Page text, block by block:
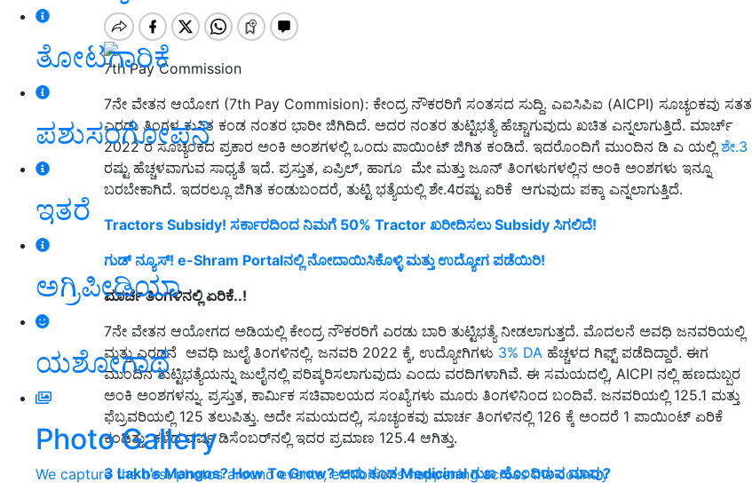
ತೋಟಗಾರಿಕೆ
ಪಶುಸಂಗೋಪನೆ
ಇತರೆ
ಅಗ್ರಿಪೀಡಿಯಾ
ಯಶೋಗಾಥೆ
Photo Gallery
We capture the best photos around events, exhibitions happening across the country
7th Pay Commission
7ನೇ ವೇತನ ಆಯೋಗ (7th Pay Commision): ಕೇಂದ್ರ ನೌಕರರಿಗೆ ಸಂತಸದ ಸುದ್ದಿ. ಎಐಸಿಪಿಐ (AICPI) ಸೂಚ್ಯಂಕವು ಸತತ
ಎರಡು ತಿಂಗಳ ಕುಸಿತ ಕಂಡ ನಂತರ ಭಾರೀ ಜಿಗಿದಿದೆ. ಅದರ ನಂತರ ತುಟ್ಟಿಭತ್ಯೆ ಹೆಚ್ಚಾಗುವುದು ಖಚಿತ ಎನ್ನಲಾಗುತ್ತಿದೆ. ಮಾರ್ಚ್
2022 ರ ಸೂಚ್ಯಂಕದ ಪ್ರಕಾರ ಅಂಕಿ ಅಂಶಗಳಲ್ಲಿ ಒಂದು ಪಾಯಿಂಟ್ ಜಿಗಿತ ಕಂಡಿದೆ. ಇದರೊಂದಿಗೆ ಮುಂದಿನ ಡಿ ಎ ಯಲ್ಲಿ ಶೇ.3
ರಷ್ಟು ಹೆಚ್ಚಳವಾಗುವ ಸಾಧ್ಯತೆ ಇದೆ. ಪ್ರಸ್ತುತ, ಏಪ್ರಿಲ್, ಹಾಗೂ ಮೇ ಮತ್ತು ಜೂನ್ ತಿಂಗಳುಗಳಲ್ಲಿನ ಅಂಕಿ ಅಂಶಗಳು ಇನ್ನೂ
ಬರಬೇಕಾಗಿದೆ. ಇದರಲ್ಲೂ ಜಿಗಿತ ಕಂಡುಬಂದರೆ, ತುಟ್ಟಿ ಭತ್ಯೆಯಲ್ಲಿ ಶೇ.4ರಷ್ಟು ಏರಿಕೆ ಆಗುವುದು ಪಕ್ಕಾ ಎನ್ನಲಾಗುತ್ತಿದೆ.
Tractors Subsidy! ಸರ್ಕಾರದಿಂದ ನಿಮಗೆ 50% Tractor ಖರೀದಿಸಲು Subsidy ಸಿಗಲಿದೆ!
ಗುಡ್ ನ್ಯೂಸ್! e-Shram Portalನಲ್ಲಿ ನೋದಾಯಿಸಿಕೊಳ್ಳಿ ಮತ್ತು ಉದ್ಯೋಗ ಪಡೆಯಿರಿ!
ಮಾರ್ಚತಿಂಗಳಿನಲ್ಲಿ ಏರಿಕೆ..!
7ನೇ ವೇತನ ಆಯೋಗದ ಅಡಿಯಲ್ಲಿ ಕೇಂದ್ರ ನೌಕರರಿಗೆ ಎರಡು ಬಾರಿ ತುಟ್ಟಿಭತ್ಯೆ ನೀಡಲಾಗುತ್ತದೆ. ಮೊದಲನೆ ಅವಧಿ ಜನವರಿಯಲ್ಲಿ
ಮತ್ತು ಎರಡನೆ ಅವಧಿ ಜುಲೈ ತಿಂಗಳಿನಲ್ಲಿ. ಜನವರಿ 2022 ಕ್ಕೆ, ಉದ್ಯೋಗಿಗಳು 3% DA ಹೆಚ್ಚಳದ ಗಿಫ್ಟ್‌ ಪಡೆದಿದ್ದಾರೆ. ಈಗ
ಮುಂದಿನ ತುಟ್ಟಿಭತ್ಯೆಯನ್ನು ಜುಲೈನಲ್ಲಿ ಪರಿಷ್ಕರಿಸಲಾಗುವುದು ಎಂದು ವರದಿಗಳಾಗಿವೆ. ಈ ಸಮಯದಲ್ಲಿ, AICPI ನಲ್ಲಿ ಹಣದುಬ್ಬರ
ಅಂಕಿ ಅಂಶಗಳನ್ನು. ಪ್ರಸ್ತುತ, ಕಾರ್ಮಿಕ ಸಚಿವಾಲಯದ ಸಂಖ್ಯೆಗಳು ಮೂರು ತಿಂಗಳಿನಿಂದ ಬಂದಿವೆ. ಜನವರಿಯಲ್ಲಿ 125.1 ಮತ್ತು
ಫೆಬ್ರವರಿಯಲ್ಲಿ 125 ತಲುಪಿತ್ತು. ಅದೇ ಸಮಯದಲ್ಲಿ, ಸೂಚ್ಯಂಕವು ಮಾರ್ಚ ತಿಂಗಳಿನಲ್ಲಿ 126 ಕ್ಕೆ ಅಂದರೆ 1 ಪಾಯಿಂಟ್ ಏರಿಕೆ
ಕಂಡಿತ್ತು. ಕಳೆದ ವರ್ಷ ಡಿಸೆಂಬರ್‌ನಲ್ಲಿ ಇದರ ಪ್ರಮಾಣ 125.4 ಆಗಿತ್ತು.
3 Lakh's Mangos? How To Grow? ಅದು ಕೂಡ Medicinal ಗುಣ ಹೊಂದಿರುವ ಮಾವು?